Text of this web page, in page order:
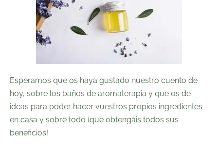
Esperamos que os haya gustado nuestro cuento de
hoy, sobre los baños de aromaterapia y que os dé
ideas para poder hacer vuestros propios ingredientes
en casa y sobre todo ¡que obtengáis todos sus
beneficios!